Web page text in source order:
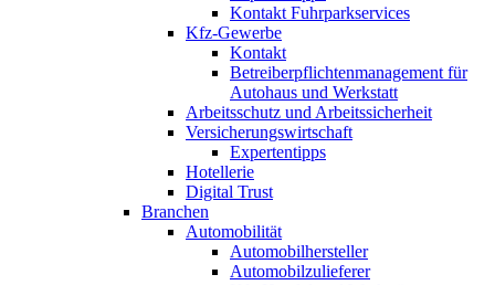
Kontakt Fuhrparkservices
Kfz-Gewerbe
Kontakt
Betreiberpflichtenmanagement für
Autohaus und Werkstatt
Arbeitsschutz und Arbeitssicherheit
Versicherungswirtschaft
Expertentipps
Hotellerie
Digital Trust
Branchen
Automobilität
Automobilhersteller
Automobilzulieferer